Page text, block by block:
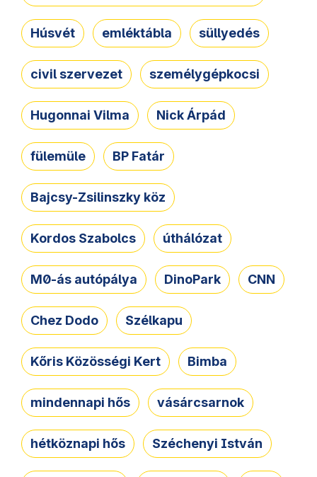
Húsvét emléktábla süllyedés
civil szervezet személygépkocsi
Hugonnai Vilma Nick Árpád
fülemüle BP Fatár
Bajcsy-Zsilinszky köz
Kordos Szabolcs úthálózat
M0-ás autópálya DinoPark CNN
Chez Dodo Szélkapu
Kőris Közösségi Kert Bimba
mindennapi hős vásárcsarnok
hétköznapi hős Széchenyi István